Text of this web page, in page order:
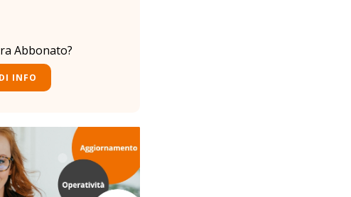
Abbonato?
INFO